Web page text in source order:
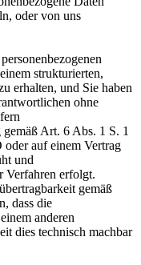
oder von uns
strukturierten,
erhalten, und Sie haben
ohne
Art. 6 Abs. 1 S. 1
auf einem Vertrag
und
Verfahren erfolgt.
gemäß
dass die
anderen
dies technisch machbar